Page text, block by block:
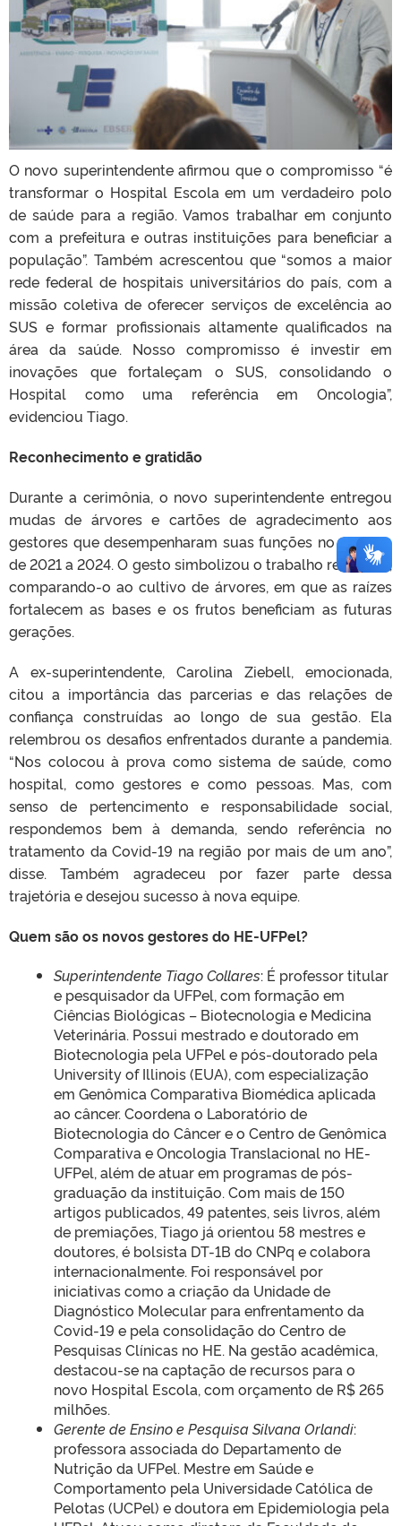
O novo superintendente afirmou que o compromisso “é
transformar o Hospital Escola em um verdadeiro polo
de saúde para a região. Vamos trabalhar em conjunto
com a prefeitura e outras instituições para beneficiar a
população”. Também acrescentou que “somos a maior
rede federal de hospitais universitários do país, com a
missão coletiva de oferecer serviços de excelência ao
SUS e formar profissionais altamente qualificados na
área da saúde. Nosso compromisso é investir em
inovações que fortaleçam o SUS, consolidando o
Hospital como uma referência em Oncologia”,
evidenciou Tiago.
Reconhecimento e gratidão
Durante a cerimônia, o novo superintendente entregou
mudas de árvores e cartões de agradecimento aos
gestores que desempenharam suas funções no período
de 2021 a 2024. O gesto simbolizou o trabalho realizado,
comparando-o ao cultivo de árvores, em que as raízes
fortalecem as bases e os frutos beneficiam as futuras
gerações.
A ex-superintendente, Carolina Ziebell, emocionada,
citou a importância das parcerias e das relações de
confiança construídas ao longo de sua gestão. Ela
relembrou os desafios enfrentados durante a pandemia.
“Nos colocou à prova como sistema de saúde, como
hospital, como gestores e como pessoas. Mas, com
senso de pertencimento e responsabilidade social,
respondemos bem à demanda, sendo referência no
tratamento da Covid-19 na região por mais de um ano”,
disse. Também agradeceu por fazer parte dessa
trajetória e desejou sucesso à nova equipe.
Quem são os novos gestores do HE-UFPel?
Superintendente Tiago Collares: É professor titular
e pesquisador da UFPel, com formação em
Ciências Biológicas – Biotecnologia e Medicina
Veterinária. Possui mestrado e doutorado em
Biotecnologia pela UFPel e pós-doutorado pela
University of Illinois (EUA), com especialização
em Genômica Comparativa Biomédica aplicada
ao câncer. Coordena o Laboratório de
Biotecnologia do Câncer e o Centro de Genômica
Comparativa e Oncologia Translacional no HE-
UFPel, além de atuar em programas de pós-
graduação da instituição. Com mais de 150
artigos publicados, 49 patentes, seis livros, além
de premiações, Tiago já orientou 58 mestres e
doutores, é bolsista DT-1B do CNPq e colabora
internacionalmente. Foi responsável por
iniciativas como a criação da Unidade de
Diagnóstico Molecular para enfrentamento da
Covid-19 e pela consolidação do Centro de
Pesquisas Clínicas no HE. Na gestão acadêmica,
destacou-se na captação de recursos para o
novo Hospital Escola, com orçamento de R$ 265
milhões.
Gerente de Ensino e Pesquisa Silvana Orlandi:
professora associada do Departamento de
Nutrição da UFPel. Mestre em Saúde e
Comportamento pela Universidade Católica de
Pelotas (UCPel) e doutora em Epidemiologia pela